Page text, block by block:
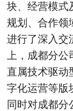
块、经营模式
规划、合作领
进行了深入交
上，成都分
直属技术驱动
字化运营等版
同时对成都分